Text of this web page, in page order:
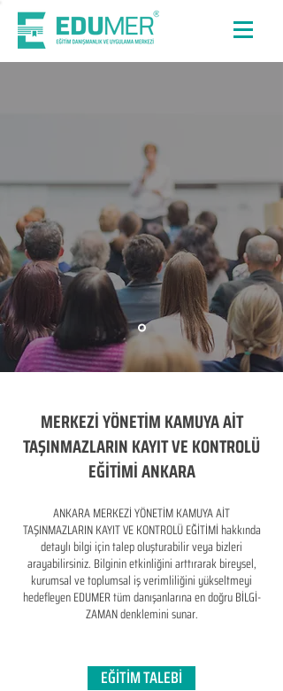
MERKEZİ YÖNETİM KAMUYA AİT
TAŞINMAZLARIN KAYIT VE KONTROLÜ
EĞİTİMİ ANKARA
ANKARA MERKEZİ YÖNETİM KAMUYA AİT
TAŞINMAZLARIN KAYIT VE KONTROLÜ EĞİTİMİ hakkında
detaylı bilgi için talep oluşturabilir veya bizleri
arayabilirsiniz. Bilginin etkinliğini arttırarak bireysel,
kurumsal ve toplumsal iş verimliliğini yükseltmeyi
hedefleyen​ EDUMER tüm danışanlarına en doğru BİLGİ-
ZAMAN denklemini sunar.
EĞİTİM TALEBİ